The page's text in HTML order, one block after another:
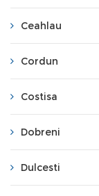
Ceahlau
Cordun
Costisa
Dobreni
Dulcesti